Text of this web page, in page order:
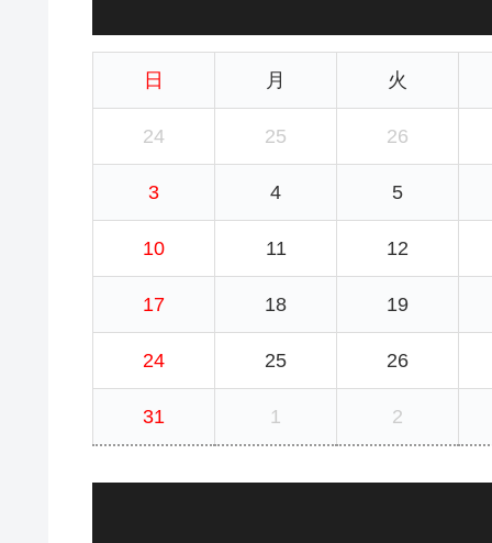
日 月 火
24 25 26
3 4 5
10 11 12
17 18 19
24 25 26
31 1 2